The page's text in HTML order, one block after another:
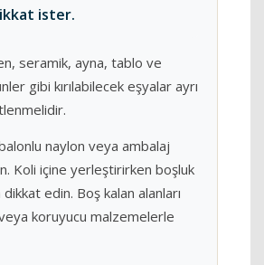
ister.
seramik, ayna, tablo ve
gibi kırılabilecek eşyalar ayrı
naylon veya ambalaj
Koli içine yerleştirirken boşluk
dikkat edin. Boş kalan alanları
koruyucu malzemelerle